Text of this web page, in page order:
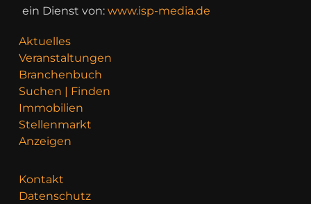
ein Dienst von: www.isp-media.de
Aktuelles
Veranstaltungen
Branchenbuch
Suchen | Finden
Immobilien
Stellenmarkt
Anzeigen
Kontakt
Datenschutz